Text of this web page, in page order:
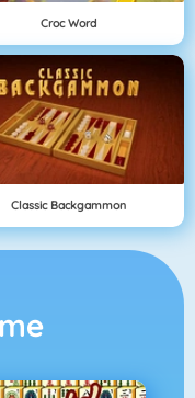
Croc Word
Classic Backgammon